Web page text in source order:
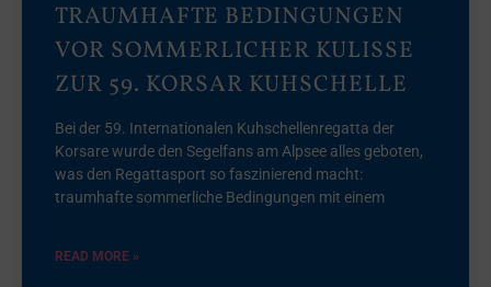
TRAUMHAFTE BEDINGUNGEN
VOR SOMMERLICHER KULISSE
ZUR 59. KORSAR KUHSCHELLE
Bei der 59. Internationalen Kuhschellenregatta der
Korsare wurde den Segelfans am Alpsee alles geboten,
was den Regattasport so faszinierend macht:
traumhafte sommerliche Bedingungen mit einem
READ MORE »